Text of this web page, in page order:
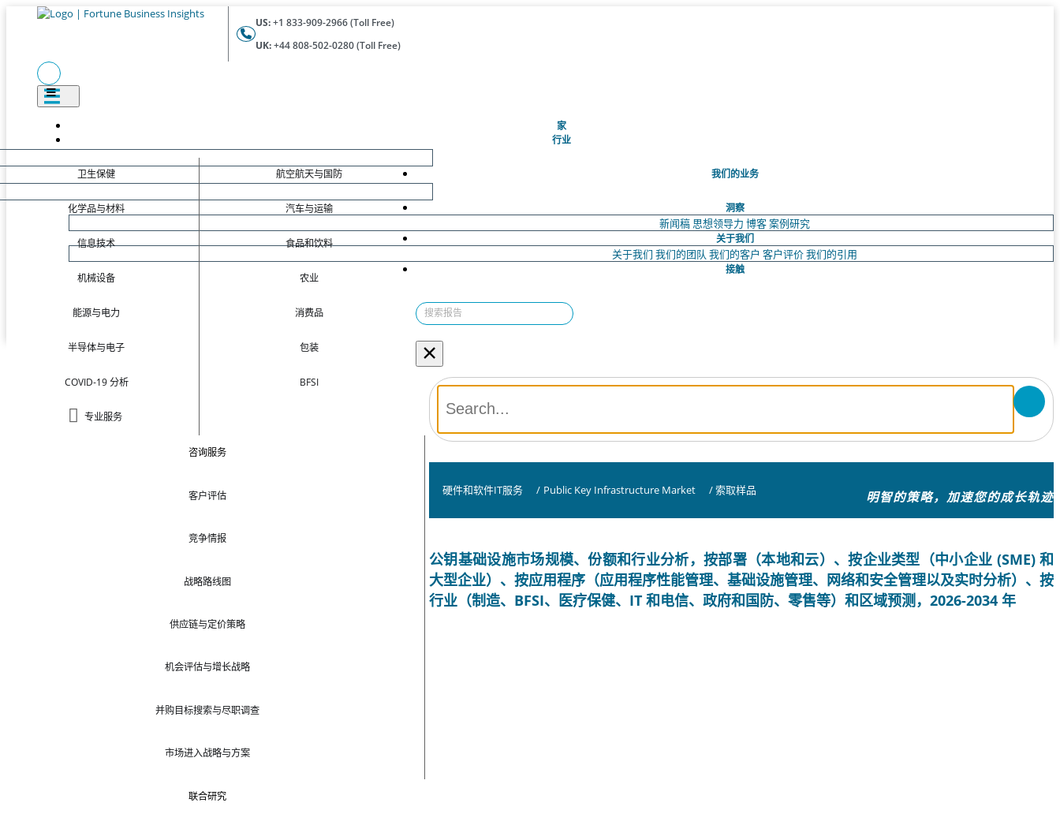
US:+1 833-909-2966 (Toll Free)
UK:+44 808-502-0280 (Toll Free)
家(当前的)
行业
卫生保健
化学品与材料
信息技术
机械设备
能源与电力
半导体与电子
COVID-19 分析
专业服务
航空航天与国防
汽车与运输
食品和饮料
农业
消费品
包装
BFSI
我们的业务
咨询服务
客户评估
竞争情报
战略路线图
供应链与定价策略
机会评估与增长战略
并购目标搜索与尽职调查
市场进入战略与方案
联合研究
洞察
新闻稿 思想领导力 博客案例研究
关于我们
关于我们 我们的团队 我们的客户 客户评价我们的引用
接触
×
硬件和软件IT服务 / Public Key Infrastructure Market / 索取样品 明智的策略，加速您的成长轨迹
公钥基础设施市场规模、份额和行业分析，按部署（本地和云）、按企业类型（中小企业 (SME) 和
大型企业）、按应用程序（应用程序性能管理、基础设施管理、网络和安全管理以及实时分析）、按
行业（制造、BFSI、医疗保健、IT 和电信、政府和国防、零售等）和区域预测，2026-2034 年